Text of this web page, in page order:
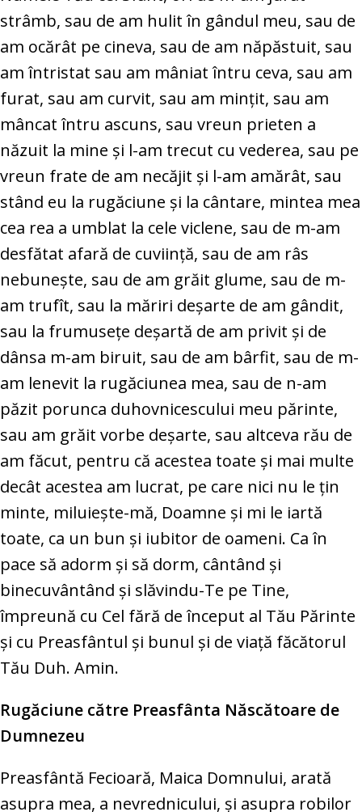
strâmb, sau de am hulit în gândul meu, sau de
am ocărât pe cineva, sau de am năpăstuit, sau
am întristat sau am mâniat întru ceva, sau am
furat, sau am curvit, sau am minţit, sau am
mâncat întru ascuns, sau vreun prieten a
năzuit la mine şi l-am trecut cu vederea, sau pe
vreun frate de am necăjit şi l-am amărât, sau
stând eu la rugăciune şi la cântare, mintea mea
cea rea a umblat la cele viclene, sau de m-am
desfătat afară de cuviinţă, sau de am râs
nebuneşte, sau de am grăit glume, sau de m-
am trufît, sau la măriri deşarte de am gândit,
sau la frumuseţe deşartă de am privit şi de
dânsa m-am biruit, sau de am bârfit, sau de m-
am lenevit la rugăciunea mea, sau de n-am
păzit porunca duhovnicescului meu părinte,
sau am grăit vorbe deşarte, sau altceva rău de
am făcut, pentru că acestea toate şi mai multe
decât acestea am lucrat, pe care nici nu le ţin
minte, miluieşte-mă, Doamne şi mi le iartă
toate, ca un bun şi iubitor de oameni. Ca în
pace să adorm şi să dorm, cântând şi
binecuvântând şi slăvindu-Te pe Tine,
împreună cu Cel fără de început al Tău Părinte
şi cu Preasfântul şi bunul şi de viaţă făcătorul
Tău Duh. Amin.
Rugăciune către Preasfânta Născătoare de
Dumnezeu
Preasfântă Fecioară, Maica Domnului, arată
asupra mea, a nevrednicului, şi asupra robilor